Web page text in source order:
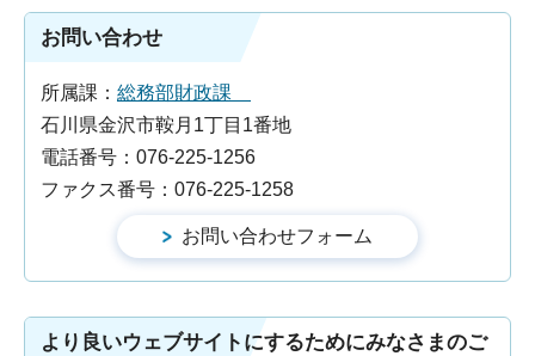
お問い合わせ
所属課： 総務部財政課
石川県金沢市鞍月1丁目1番地
電話番号：076-225-1256
ファクス番号：076-225-1258
より良いウェブサイトにするためにみなさまのご